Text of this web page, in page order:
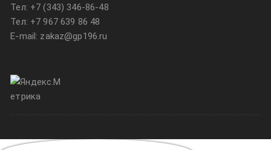
Тел: +7 (343) 346-86-48
Тел: +7 967 639 86 48
E-mail: zakaz@gp196.ru